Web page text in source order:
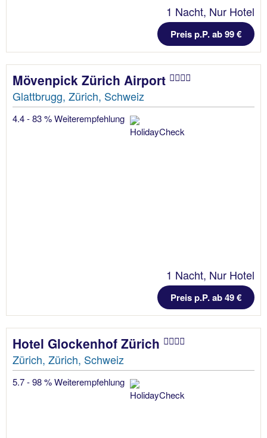
1 Nacht, Nur Hotel
Preis p.P. ab 99 €
Mövenpick Zürich Airport
Glattbrugg, Zürich, Schweiz
4.4 - 83 % Weiterempfehlung
1 Nacht, Nur Hotel
Preis p.P. ab 49 €
Hotel Glockenhof Zürich
Zürich, Zürich, Schweiz
5.7 - 98 % Weiterempfehlung